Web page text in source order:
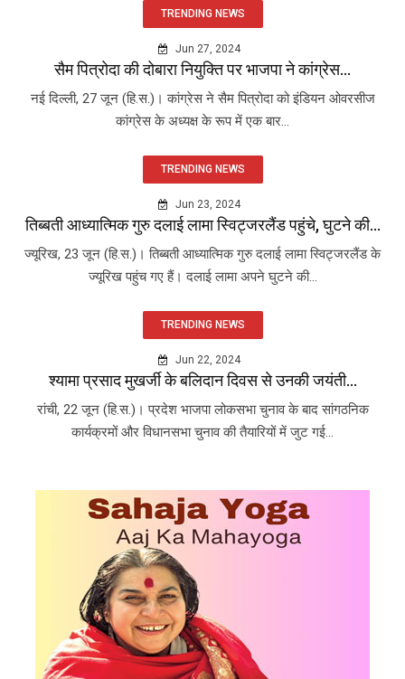
TRENDING NEWS
Jun 27, 2024
सैम पित्रोदा की दोबारा नियुक्ति पर भाजपा ने कांग्रेस...
नई दिल्ली, 27 जून (हि.स.)। कांग्रेस ने सैम पित्रोदा को इंडियन ओवरसीज
कांग्रेस के अध्यक्ष के रूप में एक बार...
TRENDING NEWS
Jun 23, 2024
तिब्बती आध्यात्मिक गुरु दलाई लामा स्विट्जरलैंड पहुंचे, घुटने की...
ज्यूरिख, 23 जून (हि.स.)। तिब्बती आध्यात्मिक गुरु दलाई लामा स्विट्जरलैंड के
ज्यूरिख पहुंच गए हैं। दलाई लामा अपने घुटने की...
TRENDING NEWS
Jun 22, 2024
श्यामा प्रसाद मुखर्जी के बलिदान दिवस से उनकी जयंती...
रांची, 22 जून (हि.स.)। प्रदेश भाजपा लोकसभा चुनाव के बाद सांगठनिक
कार्यक्रमों और विधानसभा चुनाव की तैयारियों में जुट गई...